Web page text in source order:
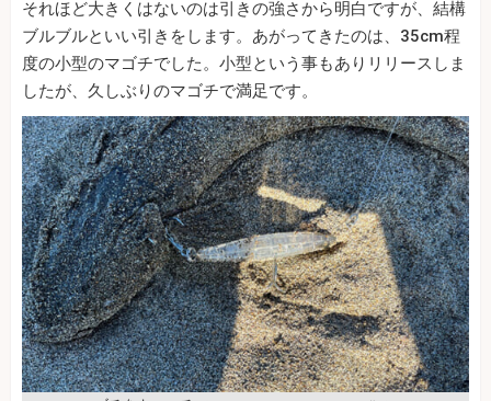
それほど大きくはないのは引きの強さから明白ですが、結構
ブルブルといい引きをします。あがってきたのは、35cm程
度の小型のマゴチでした。小型という事もありリリースしま
したが、久しぶりのマゴチで満足です。